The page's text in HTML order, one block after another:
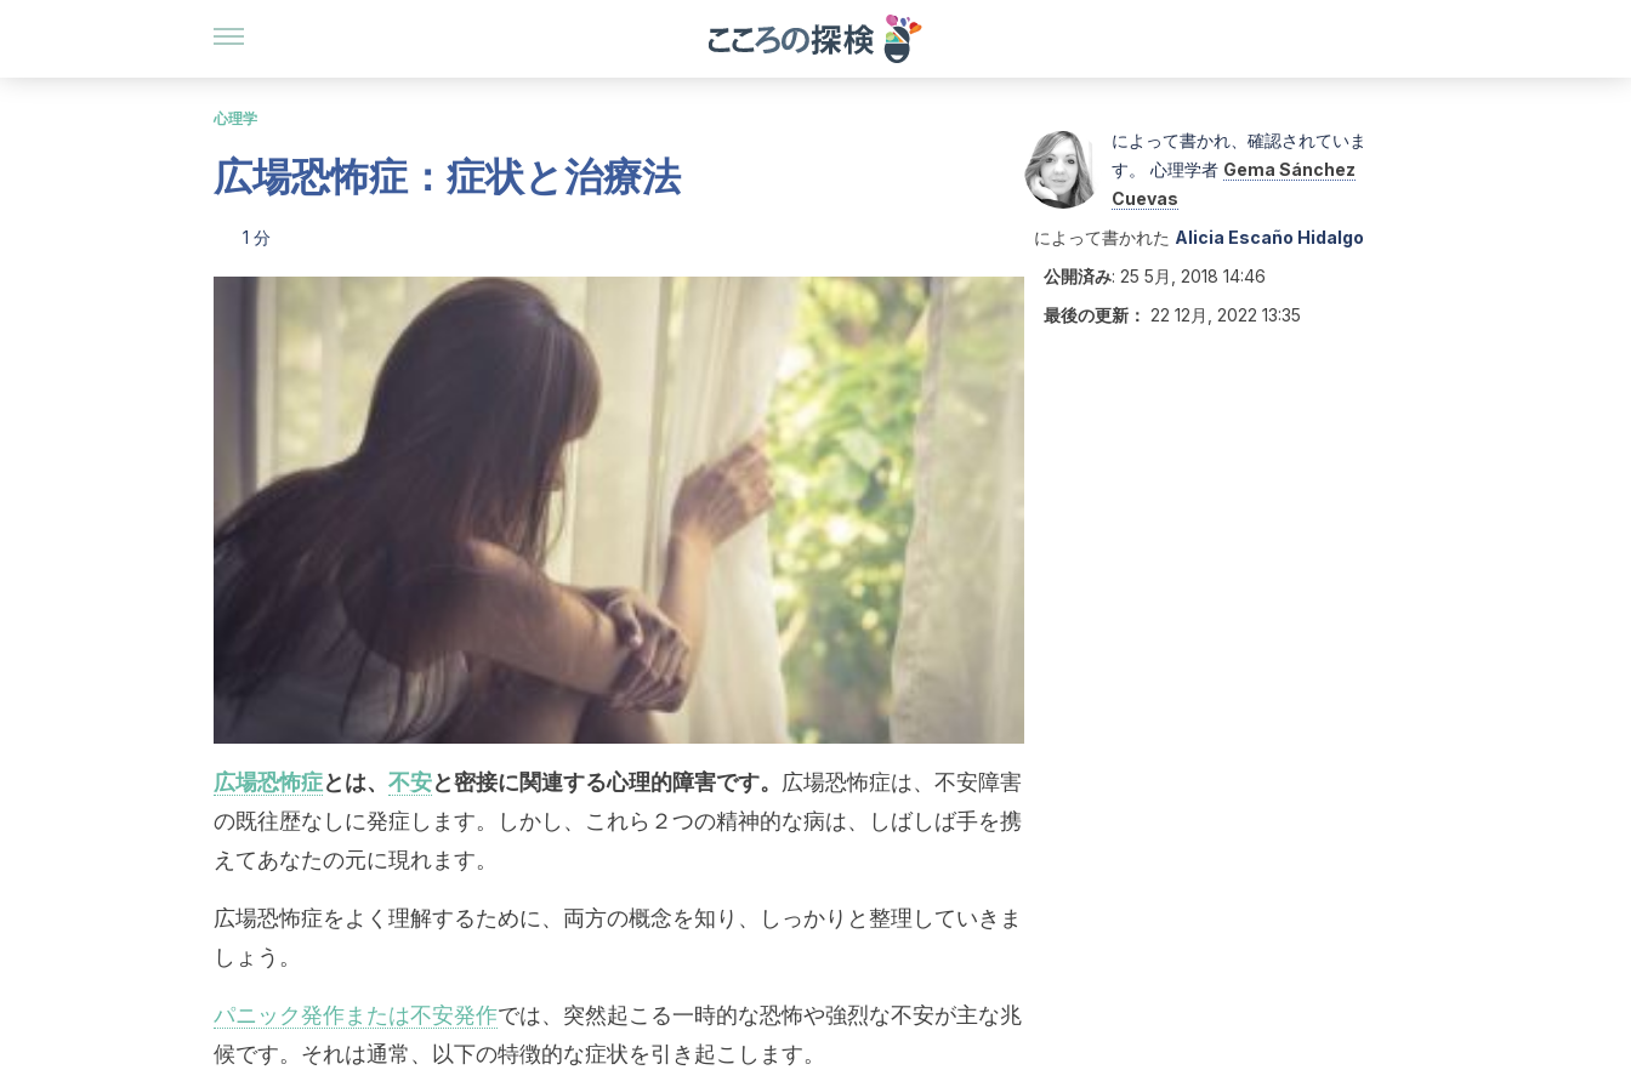
心理学
広場恐怖症：症状と治療法
1 分
広場恐怖症とは、 不安と密接に関連する心理的障害です。 広場恐怖症は、不安障害
の既往歴なしに発症します。しかし、これら２つの精神的な病は、しばしば手を携
えてあなたの元に現れます。
広場恐怖症をよく理解するために、両方の概念を知り、しっかりと整理していきま
しょう。
パニック発作または不安発作では、突然起こる一時的な恐怖や強烈な不安が主な兆
候です。それは通常、以下の特徴的な症状を引き起こします。
によって書かれ、確認されていま
す。 心理学者 Gema Sánchez
Cuevas
によって書かれた Alicia Escaño Hidalgo
公開済み: 25 5月, 2018 14:46
最後の更新： 22 12月, 2022 13:35